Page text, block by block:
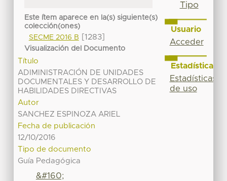
Este ítem aparece en la(s) siguiente(s)
colección(ones)
SECME 2016 B
[1283]
Visualización del Documento
Título
ADIMINISTRACIÓN DE UNIDADES
DOCUMENTALES Y DESARROLLO DE
HABILIDADES DIRECTIVAS
Autor
SANCHEZ ESPINOZA ARIEL
Fecha de publicación
12/10/2016
Tipo de documento
Guía Pedagógica
&#160;
Tipo
Usuario
Acceder
Estadísticas
Estadísticas
de uso